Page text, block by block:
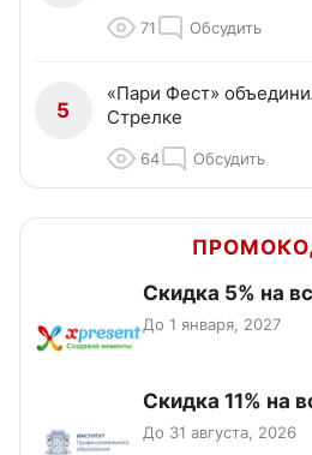
71 Обсудить
5
«Пари Фест»
Стрелке
64 Обсудить
Скидка 5% на
До 1 января, 2027
Скидка 11% на
До 31 августа, 2026